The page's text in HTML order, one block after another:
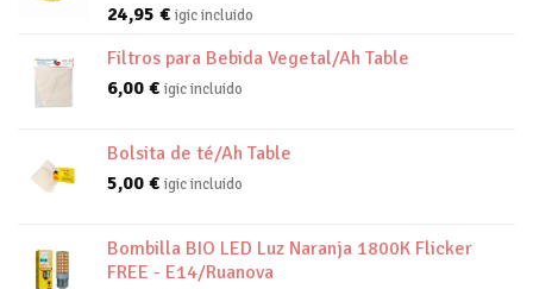
24,95 € igic incluido
Filtros para Bebida Vegetal/Ah Table
6,00 € igic incluido
Bolsita de té/Ah Table
5,00 € igic incluido
Bombilla BIO LED Luz Naranja 1800K Flicker
FREE - E14/Ruanova